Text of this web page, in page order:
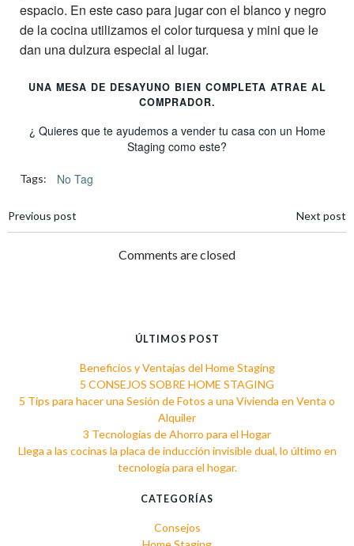
espacio. En este caso para jugar con el blanco y negro
de la cocina utilizamos el color turquesa y mini que le
dan una dulzura especial al lugar.
UNA MESA DE DESAYUNO BIEN COMPLETA ATRAE AL
COMPRADOR.
¿ Quieres que te ayudemos a vender tu casa con un Home
Staging como este?
Tags: No Tag
Navegación
Previous post
Navegación
de
Next post
Comments are closed
ÚLTIMOS POST
Beneficios y Ventajas del Home Staging
5 CONSEJOS SOBRE HOME STAGING
5 Tips para hacer una Sesión de Fotos a una Vivienda en Venta o
Alquiler
3 Tecnologías de Ahorro para el Hogar
Llega a las cocinas la placa de inducción invisible dual, lo último en
tecnología para el hogar.
CATEGORÍAS
Consejos